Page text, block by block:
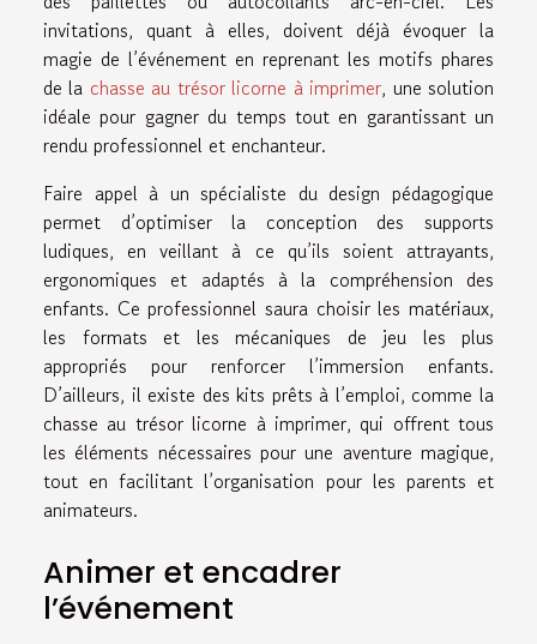
invitations, quant à elles, doivent déjà évoquer la
magie de l’événement en reprenant les motifs phares
de la chasse au trésor licorne à imprimer, une solution
idéale pour gagner du temps tout en garantissant un
rendu professionnel et enchanteur.
Faire appel à un spécialiste du design pédagogique
permet d’optimiser la conception des supports
ludiques, en veillant à ce qu’ils soient attrayants,
ergonomiques et adaptés à la compréhension des
enfants. Ce professionnel saura choisir les matériaux,
les formats et les mécaniques de jeu les plus
appropriés pour renforcer l’immersion enfants.
D’ailleurs, il existe des kits prêts à l’emploi, comme la
chasse au trésor licorne à imprimer, qui offrent tous
les éléments nécessaires pour une aventure magique,
tout en facilitant l’organisation pour les parents et
animateurs.
Animer et encadrer
l’événement